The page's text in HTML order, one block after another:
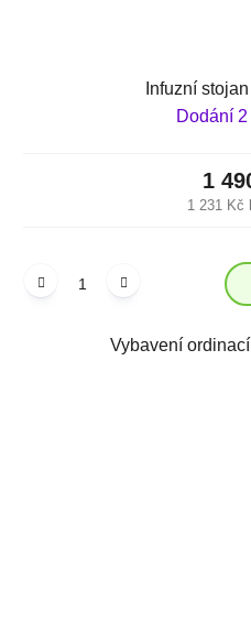
Infuzní
Dodání
1 231 Kč
1
Vybavení